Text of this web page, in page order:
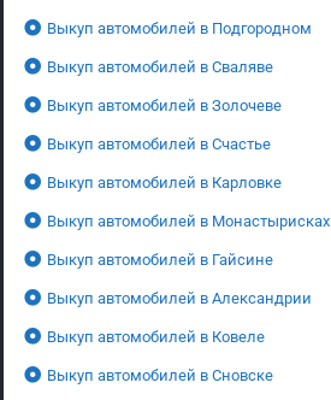
Выкуп автомобилей в Подгородном
Выкуп автомобилей в Сваляве
Выкуп автомобилей в Золочеве
Выкуп автомобилей в Счастье
Выкуп автомобилей в Карловке
Выкуп автомобилей в Монастырисках
Выкуп автомобилей в Гайсине
Выкуп автомобилей в Александрии
Выкуп автомобилей в Ковеле
Выкуп автомобилей в Сновске